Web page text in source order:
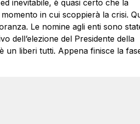
inevitabile, è quasi certo che la
in cui scoppierà la crisi.
Le nomine agli enti sono
dell’elezione del Presidente della
un liberi tutti. Appena finisce la